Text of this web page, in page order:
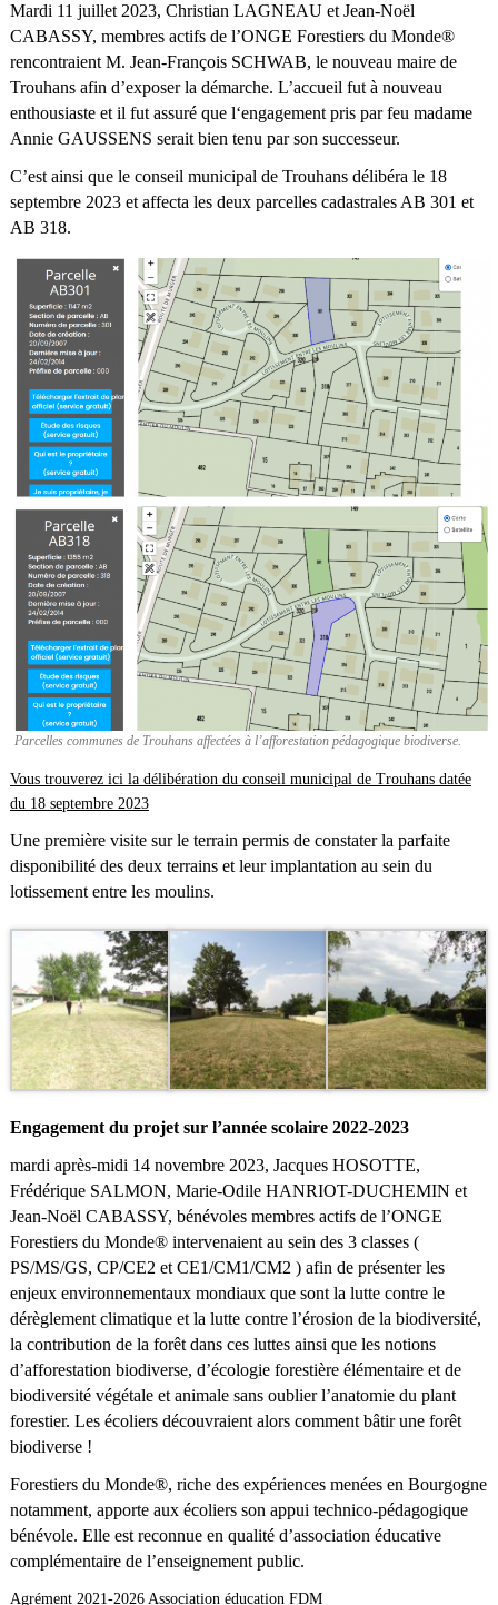
Mardi 11 juillet 2023, Christian LAGNEAU et Jean-Noël
CABASSY, membres actifs de l’ONGE Forestiers du Monde®
rencontraient M. Jean-François SCHWAB, le nouveau maire de
Trouhans afin d’exposer la démarche. L’accueil fut à nouveau
enthousiaste et il fut assuré que l‘engagement pris par feu madame
Annie GAUSSENS serait bien tenu par son successeur.
C’est ainsi que le conseil municipal de Trouhans délibéra le 18
septembre 2023 et affecta les deux parcelles cadastrales AB 301 et
AB 318.
Parcelles communes de Trouhans affectées à l’afforestation pédagogique biodiverse.
Vous trouverez ici la délibération du conseil municipal de Trouhans datée
du 18 septembre 2023
Une première visite sur le terrain permis de constater la parfaite
disponibilité des deux terrains et leur implantation au sein du
lotissement entre les moulins.
Engagement du projet sur l’année scolaire 2022-2023
mardi après-midi 14 novembre 2023, Jacques HOSOTTE,
Frédérique SALMON, Marie-Odile HANRIOT-DUCHEMIN et
Jean-Noël CABASSY, bénévoles membres actifs de l’ONGE
Forestiers du Monde® intervenaient au sein des 3 classes (
PS/MS/GS, CP/CE2 et CE1/CM1/CM2 ) afin de présenter les
enjeux environnementaux mondiaux que sont la lutte contre le
dérèglement climatique et la lutte contre l’érosion de la biodiversité,
la contribution de la forêt dans ces luttes ainsi que les notions
d’afforestation biodiverse, d’écologie forestière élémentaire et de
biodiversité végétale et animale sans oublier l’anatomie du plant
forestier. Les écoliers découvraient alors comment bâtir une forêt
biodiverse !
Forestiers du Monde®, riche des expériences menées en Bourgogne
notamment, apporte aux écoliers son appui technico-pédagogique
bénévole. Elle est reconnue en qualité d’association éducative
complémentaire de l’enseignement public.
Agrément 2021-2026 Association éducation FDM